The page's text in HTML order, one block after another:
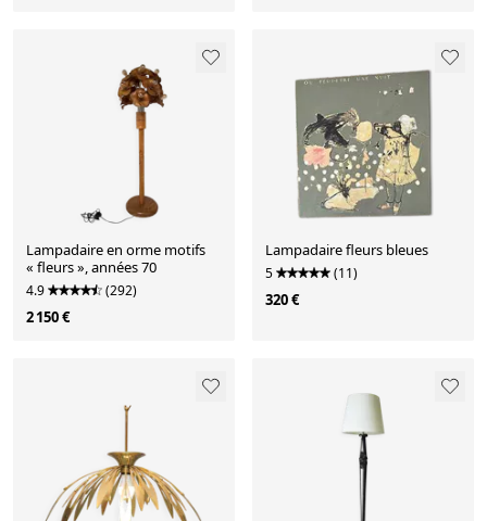
Lampadaire en orme motifs
« fleurs », années 70
4.9 (292)
2 150 €
Lampadaire fleurs bleues
5 (11)
320 €